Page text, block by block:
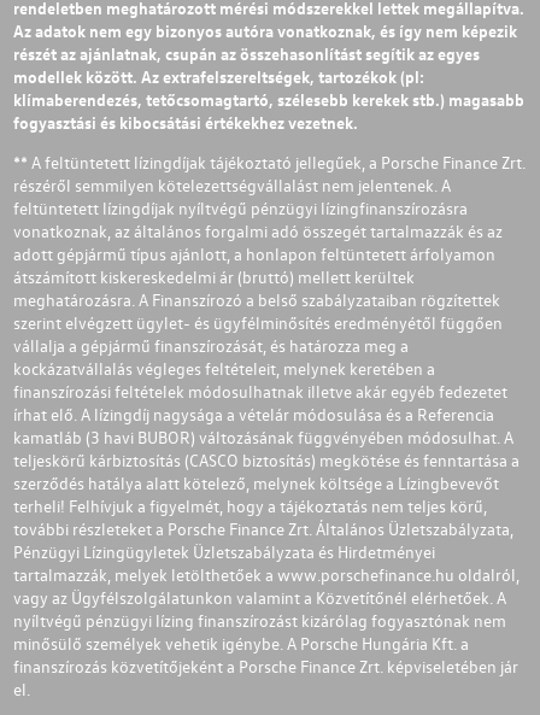
rendeletben meghatározott mérési módszerekkel lettek megállapítva.
Az adatok nem egy bizonyos autóra vonatkoznak, és így nem képezik
részét az ajánlatnak, csupán az összehasonlítást segítik az egyes
modellek között. Az extrafelszereltségek, tartozékok (pl:
klímaberendezés, tetőcsomagtartó, szélesebb kerekek stb.) magasabb
fogyasztási és kibocsátási értékekhez vezetnek.
** A feltüntetett lízingdíjak tájékoztató jellegűek, a Porsche Finance Zrt.
részéről semmilyen kötelezettségvállalást nem jelentenek. A
feltüntetett lízingdíjak nyíltvégű pénzügyi lízingfinanszírozásra
vonatkoznak, az általános forgalmi adó összegét tartalmazzák és az
adott gépjármű típus ajánlott, a honlapon feltüntetett árfolyamon
átszámított kiskereskedelmi ár (bruttó) mellett kerültek
meghatározásra. A Finanszírozó a belső szabályzataiban rögzítettek
szerint elvégzett ügylet- és ügyfélminősítés eredményétől függően
vállalja a gépjármű finanszírozását, és határozza meg a
kockázatvállalás végleges feltételeit, melynek keretében a
finanszírozási feltételek módosulhatnak illetve akár egyéb fedezetet
írhat elő. A lízingdíj nagysága a vételár módosulása és a Referencia
kamatláb (3 havi BUBOR) változásának függvényében módosulhat. A
teljeskörű kárbiztosítás (CASCO biztosítás) megkötése és fenntartása a
szerződés hatálya alatt kötelező, melynek költsége a Lízingbevevőt
terheli! Felhívjuk a figyelmét, hogy a tájékoztatás nem teljes körű,
további részleteket a Porsche Finance Zrt. Általános Üzletszabályzata,
Pénzügyi Lízingügyletek Üzletszabályzata és Hirdetményei
tartalmazzák, melyek letölthetőek a www.porschefinance.hu oldalról,
vagy az Ügyfélszolgálatunkon valamint a Közvetítőnél elérhetőek. A
nyíltvégű pénzügyi lízing finanszírozást kizárólag fogyasztónak nem
minősülő személyek vehetik igénybe. A Porsche Hungária Kft. a
finanszírozás közvetítőjeként a Porsche Finance Zrt. képviseletében jár
el.